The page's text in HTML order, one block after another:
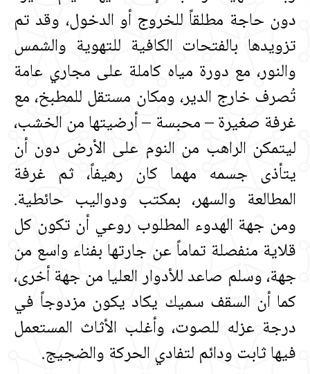
دون حاجة مطلقاً للخروج أو الدخول، وقد تم
تزويدها بالفتحات الكافية للتهوية والشمس
والنور، مع دورة مياه كاملة على مجاري عامة
تُصرف خارج الدير، ومكان مستقل للمطبخ، مع
غرفة صغيرة – محبسة – أرضيتها من الخشب،
ليتمكن الراهب من النوم على الأرض دون أن
يتأذى جسمه مهما كان رهيفاً، ثم غرفة
المطالعة والسهر، بمكتب ودواليب حائطية‏.‏
ومن جهة الهدوء المطلوب روعي أن تكون كل
قلاية منفصلة تماماً عن جارتها بفناء واسع من
جهة، وسلم صاعد للأدوار العليا من جهة أخرى،
كما أن السقف سميك يكاد يكون مزدوجاً في
درجة عزله للصوت، وأغلب الأثاث المستعمل
فيها ثابت ودائم لتفادي الحركة والضجيج‏.‏